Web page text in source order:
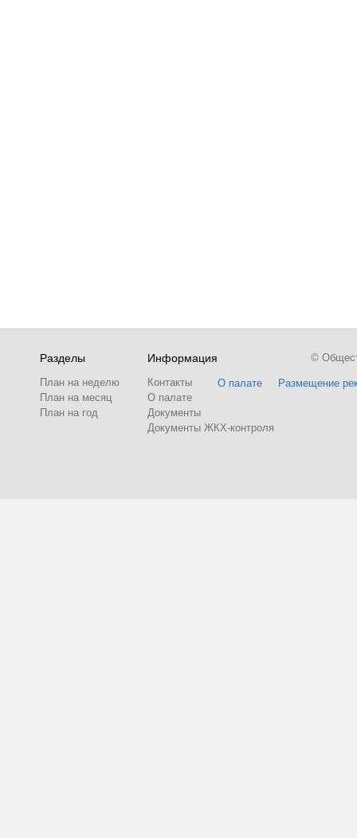
Разделы
План на неделю
План на месяц
План на год
Информация
Контакты
О палате
Документы
Документы ЖКХ-контроля
О палате Размещение
©